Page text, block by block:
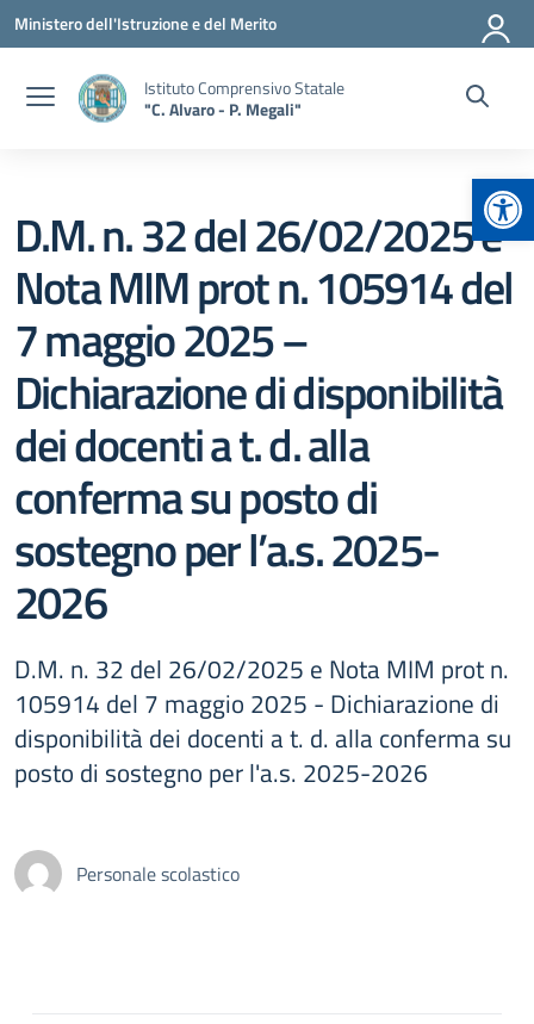
Vai ai contenuti
Vai al menu di navigazione
Vai al footer
Ministero dell'Istruzione e del Merito
Istituto Comprensivo Statale
"C. Alvaro - P. Megali"
D.M. n. 32 del 26/02/2025 e
Nota MIM prot n. 105914 del
7 maggio 2025 –
Dichiarazione di disponibilità
dei docenti a t. d. alla
conferma su posto di
sostegno per l’a.s. 2025-
2026
D.M. n. 32 del 26/02/2025 e Nota MIM prot n.
105914 del 7 maggio 2025 - Dichiarazione di
disponibilità dei docenti a t. d. alla conferma su
posto di sostegno per l'a.s. 2025-2026
Personale scolastico